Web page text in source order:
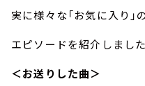
実に様々な「お気に入り」
エピソードを紹介しました
＜お送りした曲＞